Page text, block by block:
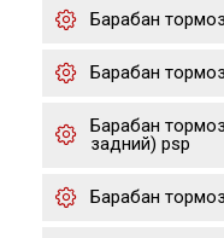
Барабан
Барабан
Барабан
задний) psp
Барабан